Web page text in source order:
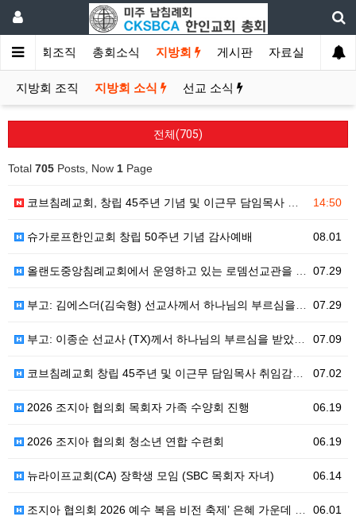
총회조직 총회소식 지방회 게시판 자료실
지방회 조직 지방회 소식 선교 소식
전체(705)
Total 705 Posts, Now 1 Page
14:50
코브침례교회, 창립 45주년 기념 및 이근무 담임목사 취임 감사예배 드려
08.01
슈가로프한인교회 창립 50주년 기념 감사예배
07.29
올랜도중앙침례교회에서 운영하고 있는 로뎀선교관을 소개해 드립니다
07.29
부고: 김에스더(김숙형) 선교사께서 하나님의 부르심을 받았습니다.
07.09
부고: 이종순 선교사 (TX)께서 하나님의 부르심을 받았습니다.
07.02
코브침례교회 창립 45주년 및 이근무 담임목사 취임감사예배
06.19
2026 조지아 협의회 목회자 가족 수양회 진행
06.19
2026 조지아 협의회 청소년 연합 수련회
06.14
뉴라이프교회(CA) 장학생 모임 (SBC 목회자 자녀)
06.01
조지아 협의회 2026 예수 복음 비전 축제’ 은혜 가운데 성료